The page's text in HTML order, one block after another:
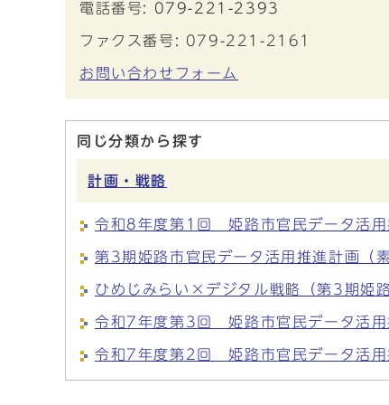
電話番号: 079-221-2393
ファクス番号: 079-221-2161
お問い合わせフォーム
同じ分類から探す
計画・戦略
令和8年度第1回 姫路市官民データ活用
第3期姫路市官民データ活用推進計画（
ひめじみらい×デジタル戦略（第3期姫
令和7年度第3回 姫路市官民データ活用
令和7年度第2回 姫路市官民データ活用